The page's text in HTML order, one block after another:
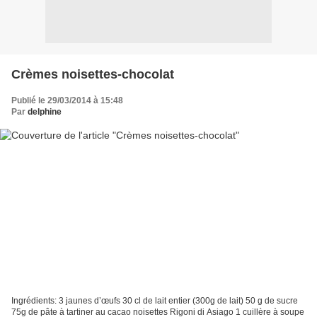
Crèmes noisettes-chocolat
Publié le 29/03/2014 à 15:48
Par delphine
Ingrédients: 3 jaunes d’œufs 30 cl de lait entier (300g de lait) 50 g de sucre
75g de pâte à tartiner au cacao noisettes Rigoni di Asiago 1 cuillère à soupe